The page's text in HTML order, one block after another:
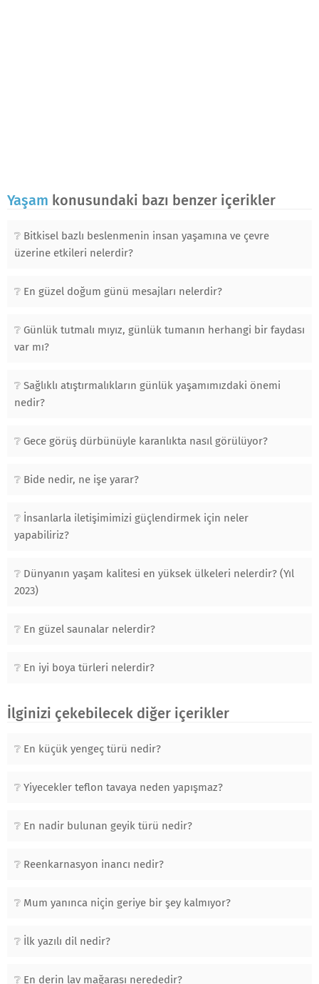
Yaşam konusundaki bazı benzer içerikler
Bitkisel bazlı beslenmenin insan yaşamına ve çevre
üzerine etkileri nelerdir?
En güzel doğum günü mesajları nelerdir?
Günlük tutmalı mıyız, günlük tumanın herhangi bir faydası
var mı?
Sağlıklı atıştırmalıkların günlük yaşamımızdaki önemi
nedir?
Gece görüş dürbünüyle karanlıkta nasıl görülüyor?
Bide nedir, ne işe yarar?
İnsanlarla iletişimimizi güçlendirmek için neler
yapabiliriz?
Dünyanın yaşam kalitesi en yüksek ülkeleri nelerdir? (Yıl
2023)
En güzel saunalar nelerdir?
En iyi boya türleri nelerdir?
İlginizi çekebilecek diğer içerikler
En küçük yengeç türü nedir?
Yiyecekler teflon tavaya neden yapışmaz?
En nadir bulunan geyik türü nedir?
Reenkarnasyon inancı nedir?
Mum yanınca niçin geriye bir şey kalmıyor?
İlk yazılı dil nedir?
En derin lav mağarası nerededir?